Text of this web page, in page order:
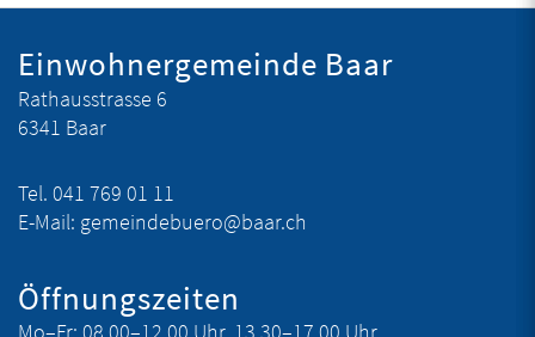
Fusszeile
Einwohnergemeinde Baar
Rathausstrasse 6
6341 Baar
Tel. 041 769 01 11
E-Mail: gemeindebuero@baar.ch
Öffnungszeiten